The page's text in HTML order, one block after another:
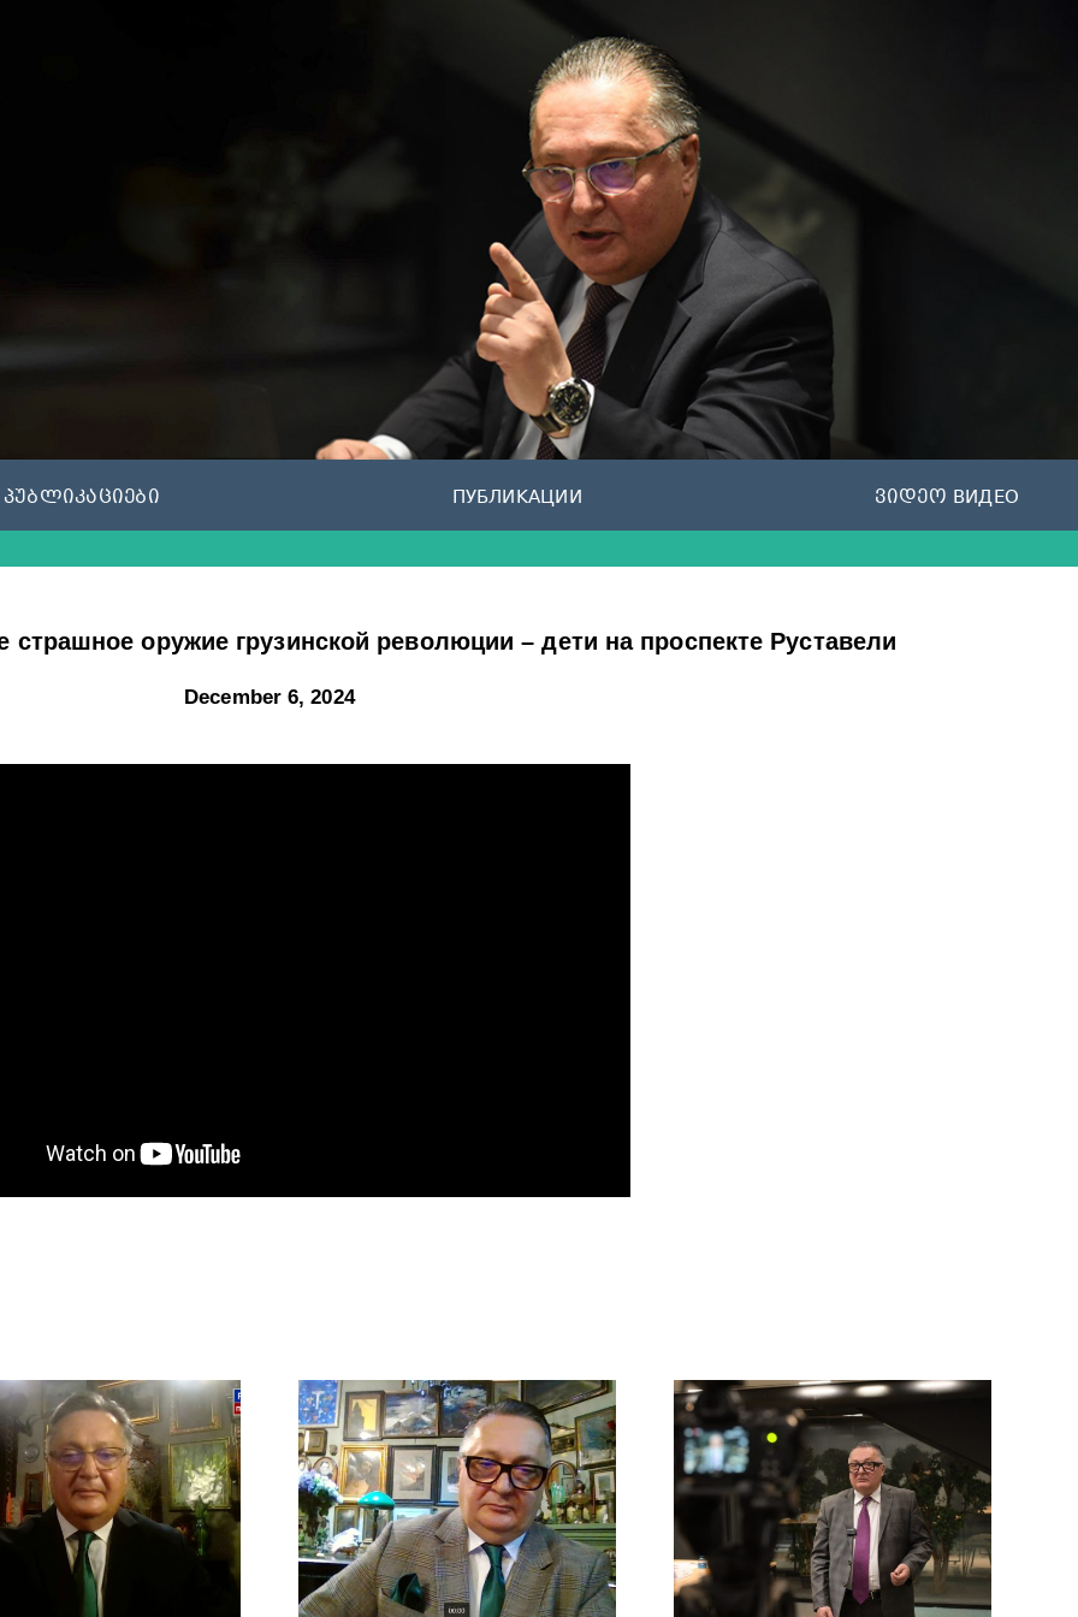
პუბლიკაციები ПУБЛИКАЦИИ ვიდეო ВИДЕО
оружие грузинской революции – дети на проспекте Руставели
December 6, 2024
Арно
Хидирбегишвили
– интервью
телеканалу
«Беларусь 1»
Арно
Хидирбегишвили
– о последствиях
ошибок в
информационной
Арно
Хидирбегишвили:
Запад хочет
свергнуть власть
Грузии за отказ
воевать с